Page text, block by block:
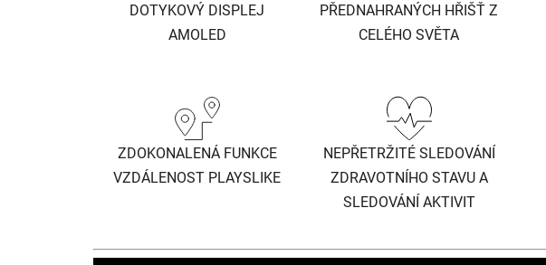
DOTYKOVÝ DISPLEJ
AMOLED
PŘEDNAHRANÝCH HŘIŠŤ Z
CELÉHO SVĚTA
ZDOKONALENÁ FUNKCE
VZDÁLENOST PLAYSLIKE
NEPŘETRŽITÉ SLEDOVÁNÍ
ZDRAVOTNÍHO STAVU A
SLEDOVÁNÍ AKTIVIT